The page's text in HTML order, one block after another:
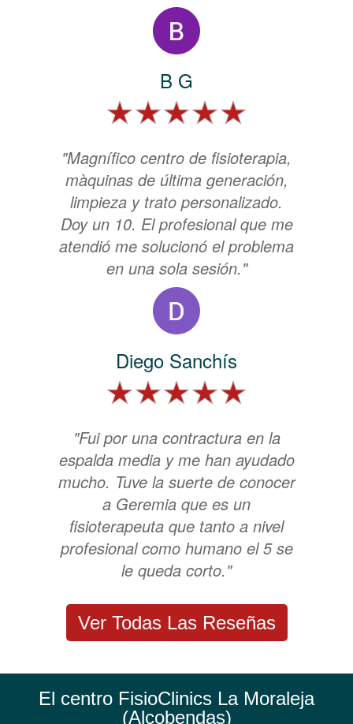
B G
"Magnífico centro de fisioterapia,
màquinas de última generación,
limpieza y trato personalizado.
Doy un 10. El profesional que me
atendió me solucionó el problema
en una sola sesión."
Diego Sanchís
"Fui por una contractura en la
espalda media y me han ayudado
mucho. Tuve la suerte de conocer
a Geremia que es un
fisioterapeuta que tanto a nivel
profesional como humano el 5 se
le queda corto."
Ver Todas Las Reseñas
El centro FisioClinics La Moraleja
(Alcobendas)